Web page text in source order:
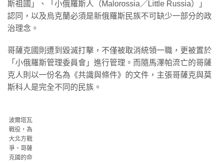
斯祖國」、「小俄羅斯人（Malorossia／Little Russia）」
認同，以及烏克蘭必須是新俄羅斯民族不可缺少一部分的政
治理念。
哥薩克國則遭到毀滅打擊，不僅被取消統領一職，更被置於
「小俄羅斯管理委員會」進行管理。而隨馬澤帕流亡的哥薩
克人則以一份名為《共識與條件》的文件，主張哥薩克與莫
斯科人是完全不同的民族。
波爾塔瓦
戰役，為
大北方戰
爭、哥薩
克國的命